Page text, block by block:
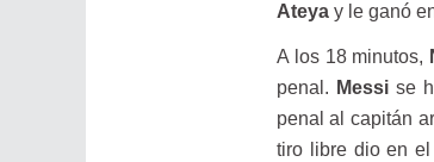
Ateyay le ganó
A los 18 minutos,
penal. Messi se
penal al capitán
tiro libre dio en